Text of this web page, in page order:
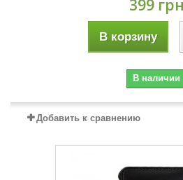
399 грн
В корзину
В наличии
Добавить к сравнению